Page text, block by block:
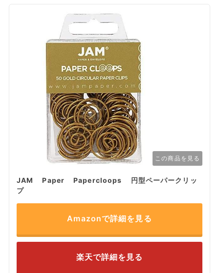
この商品を見る
JAM Paper Papercloops 円型ペーパークリッ
プ
Amazonで詳細を見る
楽天で詳細を見る